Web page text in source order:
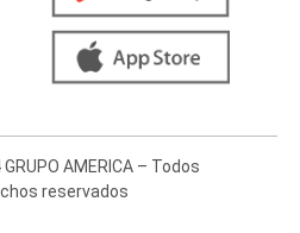
AMERICA – Todos
reservados